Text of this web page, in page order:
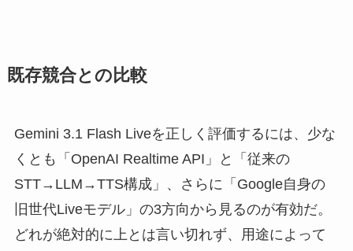
既存競合との比較
Gemini 3.1 Flash Liveを正しく評価するには、少な
くとも「OpenAI Realtime API」と「従来の
STT→LLM→TTS構成」、さらに「Google自身の
旧世代Liveモデル」の3方向から見るのが有効だ。
どれが絶対的に上とは言い切れず、用途によって